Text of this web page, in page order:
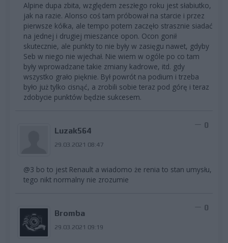
Alpine dupa zbita, względem zeszłego roku jest słabiutko,
jak na razie. Alonso coś tam próbował na starcie i przez
pierwsze kółka, ale tempo potem zaczęło strasznie siadać
na jednej i drugiej mieszance opon. Ocon gonił
skutecznie, ale punkty to nie były w zasięgu nawet, gdyby
Seb w niego nie wjechał. Nie wiem w ogóle po co tam
były wprowadzane takie zmiany kadrowe, itd. gdy
wszystko grało pięknie. Był powrót na podium i trzeba
było już tylko cisnąć, a zrobili sobie teraz pod górę i teraz
zdobycie punktów będzie sukcesem.
Luzak564
29.03.2021 08:47
0
@3 bo to jest Renault a wiadomo że renia to stan umysłu,
tego nikt normalny nie zrozumie
Bromba
29.03.2021 09:19
0